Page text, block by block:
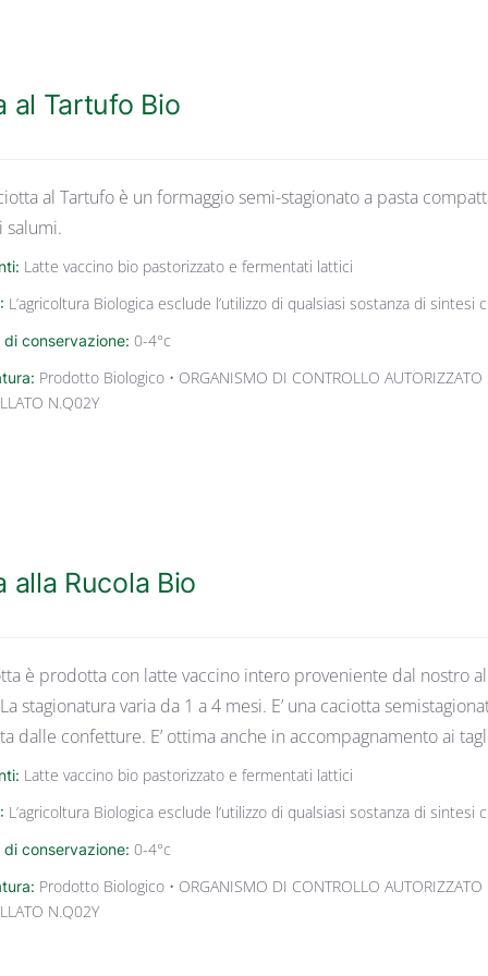
al Tartufo Bio
al Tartufo è un formaggio semi-stagionato a pasta
salumi.
Latte vaccino bio pastorizzato e fermentati lattici
L’agricoltura Biologica esclude l’utilizzo di qualsiasi sostanza di
conservazione: 0-4°c
Prodotto Biologico • ORGANISMO DI CONTROLLO AUTORIZZATO
N.Q02Y
alla Rucola Bio
è prodotta con latte vaccino intero proveniente dal nostro
stagionatura varia da 1 a 4 mesi. E’ una caciotta
dalle confetture. E’ ottima anche in accompagnamento ai
Latte vaccino bio pastorizzato e fermentati lattici
L’agricoltura Biologica esclude l’utilizzo di qualsiasi sostanza di
conservazione: 0-4°c
Prodotto Biologico • ORGANISMO DI CONTROLLO AUTORIZZATO
N.Q02Y